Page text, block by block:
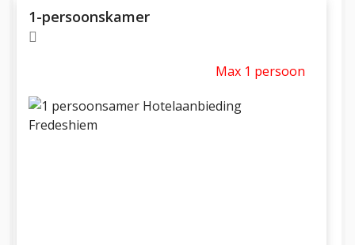
1-persoonskamer
Max 1 persoon